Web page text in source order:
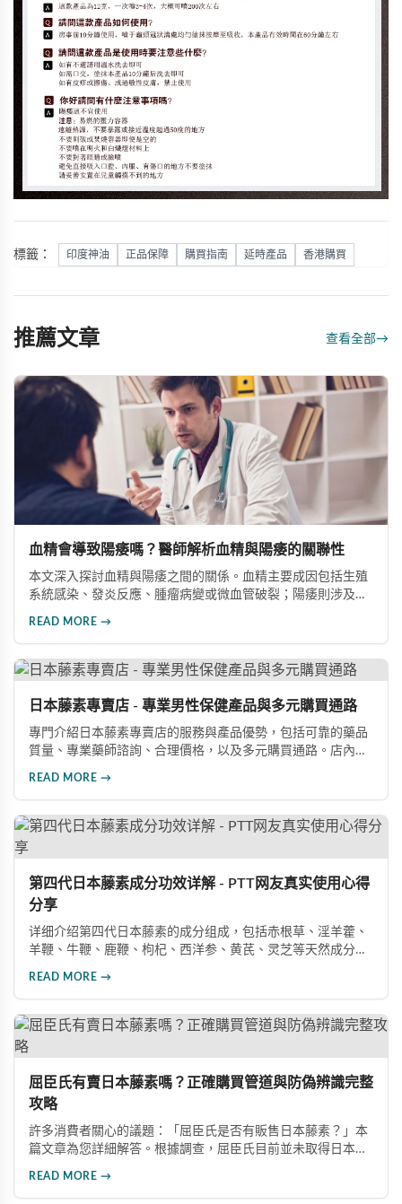
標籤： 印度神油 正品保障 購買指南 延時產品 香港購買
推薦文章 查看全部→
血精會導致陽痿嗎？醫師解析血精與陽痿的關聯性
本文深入探討血精與陽痿之間的關係。血精主要成因包括生殖
系統感染、發炎反應、腫瘤病變或微血管破裂；陽痿則涉及心
起，長期發炎確實可能影響性功能，建議積極治療並諮詢專業
醫師。
READ MORE →
日本藤素專賣店 - 專業男性保健產品與多元購買通路
專門介紹日本藤素專賣店的服務與產品優勢，包括可靠的藥品
質量、專業藥師諮詢、合理價格，以及多元購買通路。店內提
READ MORE →
第四代日本藤素成分功效详解 - PTT网友真实使用心得
分享
详细介绍第四代日本藤素的成分组成，包括赤根草、淫羊藿、
羊鞭、牛鞭、鹿鞭、枸杞、西洋参、黄芪、灵芝等天然成分的
READ MORE →
屈臣氏有賣日本藤素嗎？正確購買管道與防偽辨識完整
攻略
許多消費者關心的議題：「屈臣氏是否有販售日本藤素？」本
篇文章為您詳細解答。根據調查，屈臣氏目前並未取得日本藤
READ MORE →